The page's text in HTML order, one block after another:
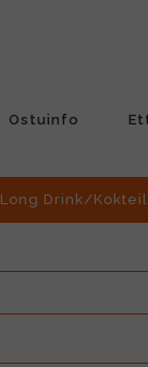
Ostuinfo
Long Drink/Kokteil